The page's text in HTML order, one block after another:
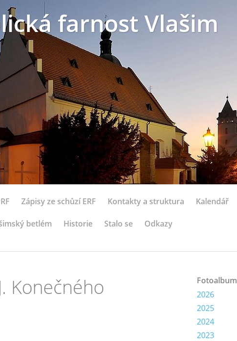
farnost Vlašim
Zápisy ze schůzí ERF Kontakty a struktura Kalendář
betlém Historie Stalo se Odkazy
Konečného
Fotoalbum
2026
2025
2024
2023